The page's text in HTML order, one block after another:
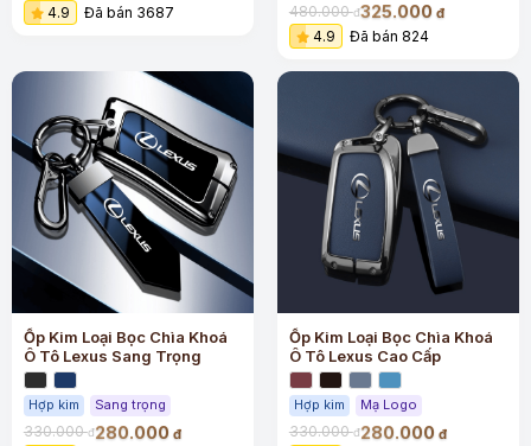
4.9 Đã bán 3687 480.000đ325.000 đ
4.9 Đã bán 824
Ốp Kim Loại Bọc Chìa Khoá
Ô Tô Lexus Sang Trọng
Hợp kim Sang trọng
330.000đ280.000 đ
Ốp Kim Loại Bọc Chìa Khoá
Ô Tô Lexus Cao Cấp
Hợp kim Mạ Logo
330.000đ280.000 đ